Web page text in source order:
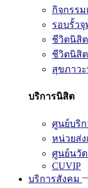
กิจกรร
รอบรั้วจุ
ชีวิตนิสิ
ชีวิตนิสิ
สุขภาว
บริการนิสิต
ศูนย์บริ
หน่วยส่
ศูนย์นวัต
CUVIP
บริการสังคม